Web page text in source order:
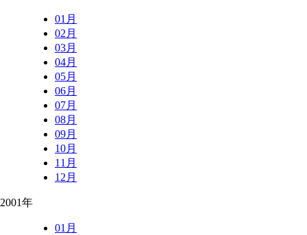
01月
02月
03月
04月
05月
06月
07月
08月
09月
10月
11月
12月
2001年
01月